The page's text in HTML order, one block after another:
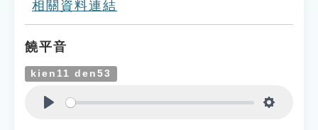
相關資料連結
饒平音
kien11 den53